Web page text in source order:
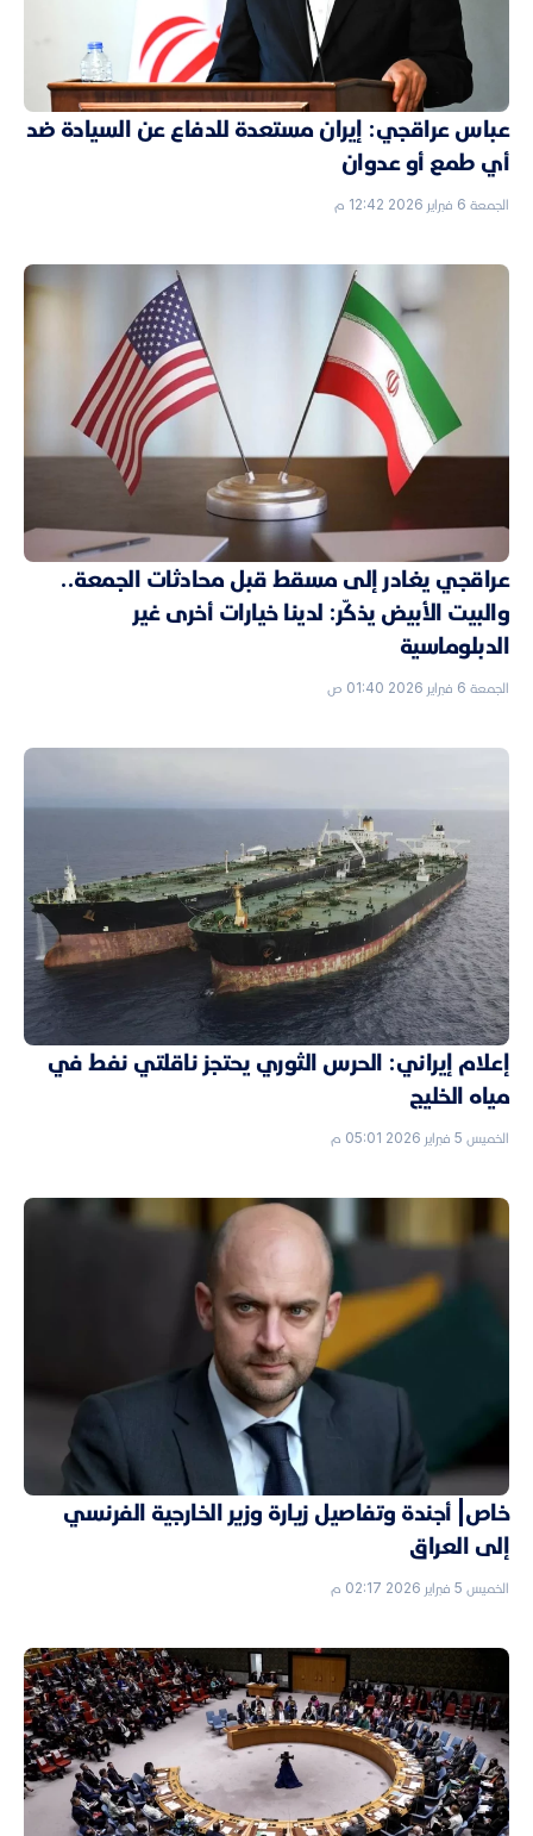
عباس عراقجي: إيران مستعدة للدفاع عن السيادة ضد
أي طمع أو عدوان
الجمعة 6 فبراير 2026 12:42 م
عراقجي يغادر إلى مسقط قبل محادثات الجمعة..
والبيت الأبيض يذكّر: لدينا خيارات أخرى غير
الدبلوماسية
الجمعة 6 فبراير 2026 01:40 ص
إعلام إيراني: الحرس الثوري يحتجز ناقلتي نفط في
مياه الخليج
الخميس 5 فبراير 2026 05:01 م
خاص| أجندة وتفاصيل زيارة وزير الخارجية الفرنسي
إلى العراق
الخميس 5 فبراير 2026 02:17 م